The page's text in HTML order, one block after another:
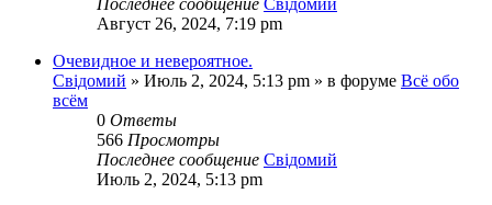
Август 26, 2024, 7:19 pm
Очевидное и невероятное.
Свідомий » Июль 2, 2024, 5:13 pm » в форуме Всё обо
всём
0 Ответы
566 Просмотры
Последнее сообщение Свідомий
Июль 2, 2024, 5:13 pm